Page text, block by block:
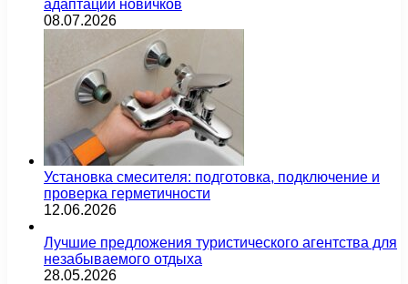
адаптации новичков
08.07.2026
Установка смесителя: подготовка, подключение и
проверка герметичности
12.06.2026
Лучшие предложения туристического агентства для
незабываемого отдыха
28.05.2026